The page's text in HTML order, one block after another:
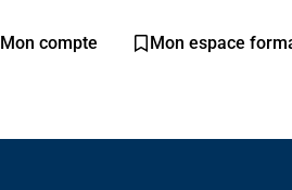
Mon compte Mon espace